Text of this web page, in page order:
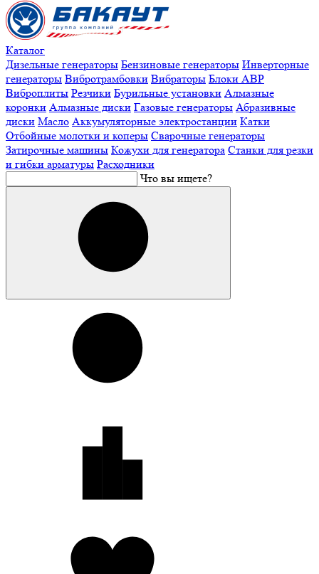
Каталог
Дизельные генераторы Бензиновые генераторы Инверторные
генераторы Вибротрамбовки Вибраторы Блоки АВР
Виброплиты Резчики Бурильные установки Алмазные
коронки Алмазные диски Газовые генераторы Абразивные
диски Масло Аккумуляторные электростанции Катки
Отбойные молотки и коперы Сварочные генераторы
Затирочные машины Кожухи для генератора Станки для резки
и гибки арматуры Расходники
Что вы ищете?